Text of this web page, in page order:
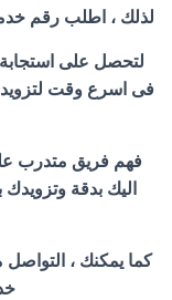
لذلك ، اطلب رقم
لتحصل على
فى اسرع وقت
فهم فريق متدرب
اليك بدقة وتزويدك
كما يمكنك ،